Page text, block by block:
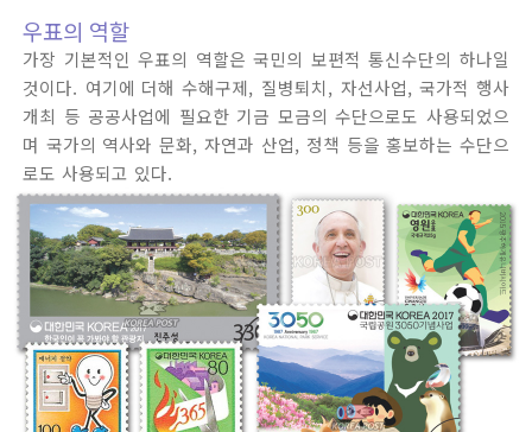
우표의 역할
가장 기본적인 우표의 역할은 국민의 보편적 통신수단의 하나일
것이다. 여기에 더해 수해구제, 질병퇴치, 자선사업, 국가적 행사
개최 등 공공사업에 필요한 기금 모금의 수단으로도 사용되었으
며 국가의 역사와 문화, 자연과 산업, 정책 등을 홍보하는 수단으
로도 사용되고 있다.